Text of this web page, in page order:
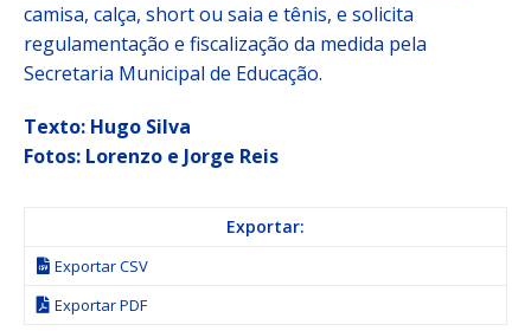
camisa, calça, short ou saia e tênis, e solicita
regulamentação e fiscalização da medida pela
Secretaria Municipal de Educação.
Texto: Hugo Silva
Fotos: Lorenzo e Jorge Reis
Exportar:
Exportar CSV
Exportar PDF